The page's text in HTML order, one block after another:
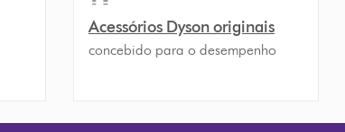
Acessórios Dyson originais
concebido para o desempenho